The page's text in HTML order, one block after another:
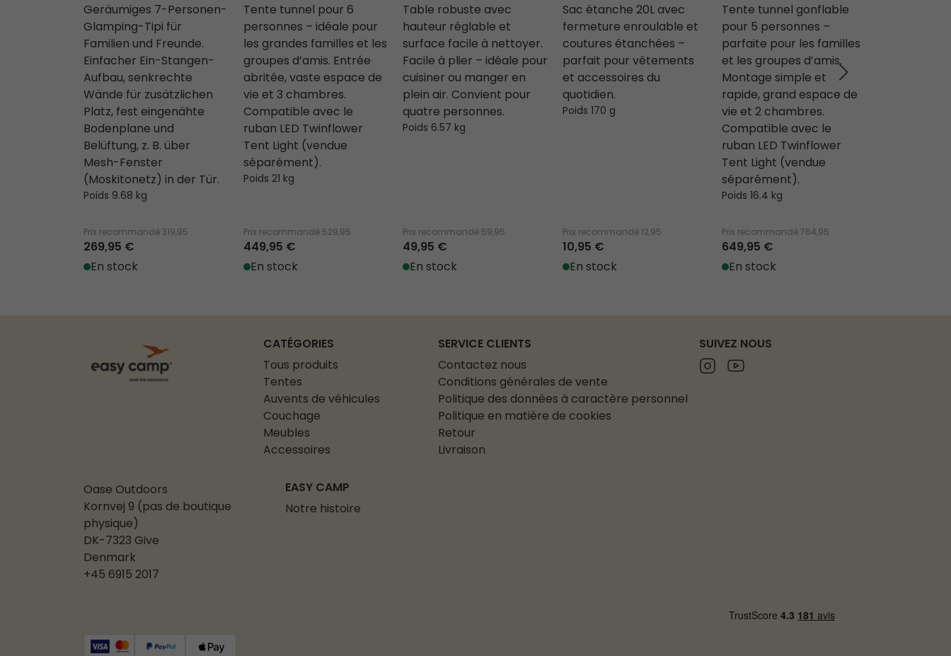
Geräumiges 7-Personen-
Glamping-Tipi für
Familien und Freunde.
Einfacher Ein-Stangen-
Aufbau, senkrechte
Wände für zusätzlichen
Platz, fest eingenähte
Bodenplane und
Belüftung, z. B. über
Mesh-Fenster
(Moskitonetz) in der Tür.
Poids 9.68 kg
Prix recommandé 319,95
269,95 €
En stock
Tente tunnel pour 6
personnes – idéale pour
les grandes familles et les
groupes d’amis. Entrée
abritée, vaste espace de
vie et 3 chambres.
Compatible avec le
ruban LED Twinflower
Tent Light (vendue
séparément).
Poids 21 kg
Prix recommandé 529,95
449,95 €
En stock
Table robuste avec
hauteur réglable et
surface facile à nettoyer.
Facile à plier – idéale pour
cuisiner ou manger en
plein air. Convient pour
quatre personnes.
Poids 6.57 kg
Prix recommandé 59,95
49,95 €
En stock
Sac étanche 20L avec
fermeture enroulable et
coutures étanchées –
parfait pour vêtements
et accessoires du
quotidien.
Poids 170 g
Prix recommandé 12,95
10,95 €
En stock
Tente tunnel gonflable
pour 5 personnes –
parfaite pour les familles
et les groupes d’amis.
Montage simple et
rapide, grand espace de
vie et 2 chambres.
Compatible avec le
ruban LED Twinflower
Tent Light (vendue
séparément).
Poids 16.4 kg
Prix recommandé764,95
649,95 €
En stock
CATÉGORIES
Tous produits
Tentes
Auvents de véhicules
Couchage
Meubles
Accessoires
SERVICE CLIENTS
Contactez nous
Conditions générales de vente
Politique des données à caractère personnel
Politique en matière de cookies
Retour
Livraison
SUIVEZ NOUS
Instagram
Youtube
Oase Outdoors
Kornvej 9 (pas de boutique
physique)
DK-7323 Give
Denmark
+45 6915 2017
EASY CAMP
Notre histoire